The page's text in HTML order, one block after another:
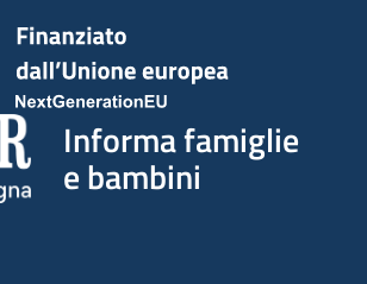
Informa famiglie
e bambini